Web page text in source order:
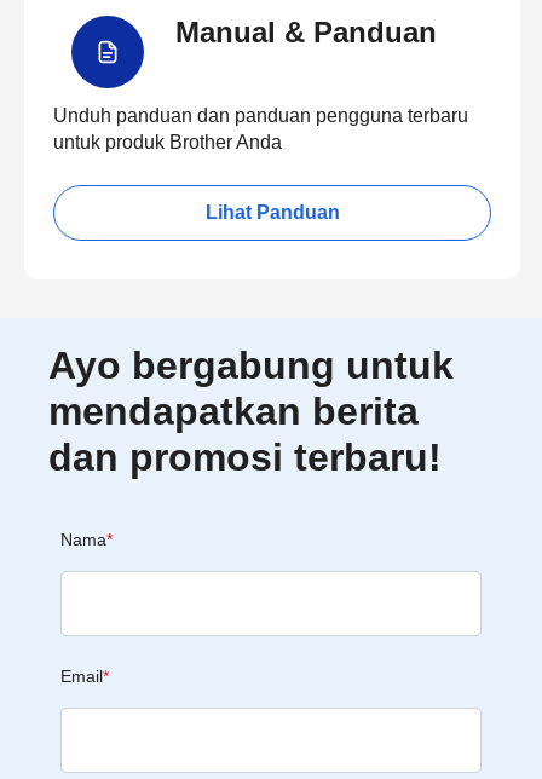
Manual & Panduan
Unduh panduan dan panduan pengguna terbaru
untuk produk Brother Anda
Lihat Panduan
Ayo bergabung untuk
mendapatkan berita
dan promosi terbaru!
Nama*
Email*